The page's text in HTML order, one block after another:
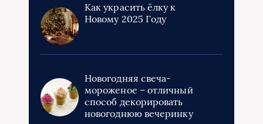
Как украсить ёлку к
Новому 2025 Году
Новогодняя свеча-
мороженое – отличный
способ декорировать
новогоднюю вечеринку